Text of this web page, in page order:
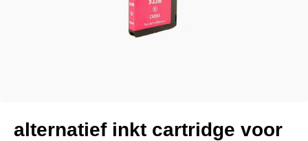
alternatief inkt cartridge voor